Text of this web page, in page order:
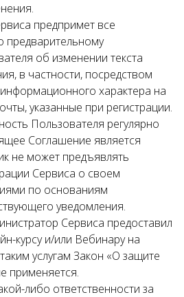
предпримет все
об изменении текста
в частности, посредством
характера на
указанные при регистрации.
Пользователя регулярно
Соглашение является
не может предъявлять
Сервиса о своем
по основаниям
уведомления.
Сервиса предоставил
курсу и/или Вебинару на
услугам Закон «О защите
применяется.
либо ответственности за